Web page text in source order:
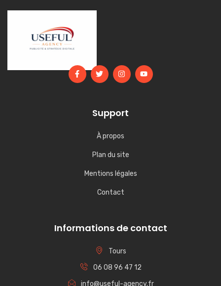
Support
À propos
Plan du site
Mentions légales
Contact
Informations de contact
Tours
06 08 96 47 12
info@useful-agency.fr